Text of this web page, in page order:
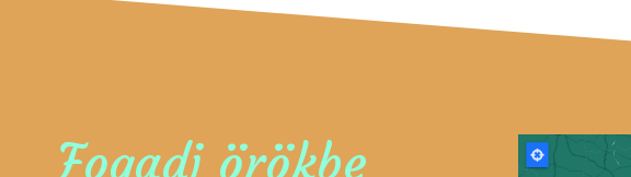
Fogadj örökbe